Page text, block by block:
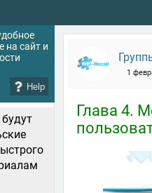
на сайт и
Help
1
Глава 4.